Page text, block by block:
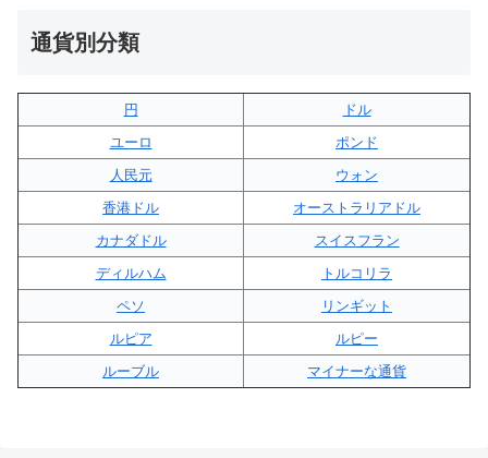
通貨別分類
円
ドル
ユーロ
ポンド
人民元
ウォン
香港ドル
オーストラリアドル
カナダドル
スイスフラン
ディルハム
トルコリラ
ペソ
リンギット
ルピア
ルピー
ルーブル
マイナーな通貨